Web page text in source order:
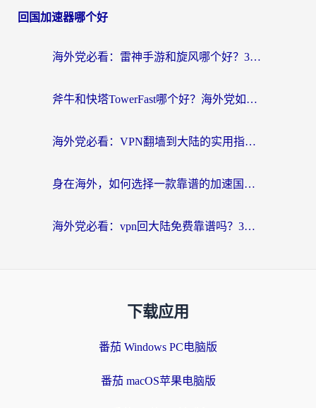
回国加速器哪个好
海外党必看：雷神手游和旋风哪个好？3分钟选对回国加速器，无缝刷国内剧玩游戏
斧牛和快塔TowerFast哪个好？海外党如何选对回国加速器
海外党必看：VPN翻墙到大陆的实用指南——从看CCTV5到选加速器，一篇全搞定
身在海外，如何选择一款靠谱的加速国内网络的加速器？
海外党必看：vpn回大陆免费靠谱吗？3步选对加速器实现无缝刷国内资源
下载应用
番茄 Windows PC电脑版
番茄 macOS苹果电脑版